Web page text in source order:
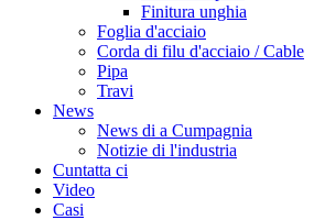
Finitura unghia
Foglia d'acciaio
Corda di filu d'acciaio / Cable
Pipa
Travi
News
News di a Cumpagnia
Notizie di l'industria
Cuntatta ci
Video
Casi